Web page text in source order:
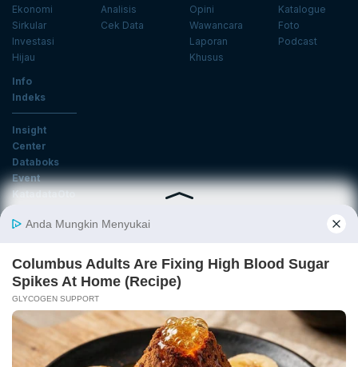
Ekonomi
Sirkular
Investasi
Hijau
Analisis
Cek Data
Opini
Wawancara
Laporan
Khusus
Katalogue
Foto
Podcast
Info
Indeks
Insight
Center
Databoks
Event
KatadataOto
Email
Daftar